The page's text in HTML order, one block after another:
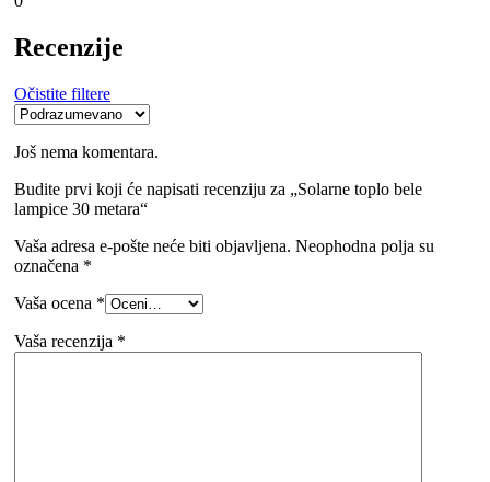
Recenzije
Očistite filtere
Još nema komentara.
Budite prvi koji će napisati recenziju za „Solarne toplo bele
lampice 30 metara“
Vaša adresa e-pošte neće biti objavljena. Neophodna polja su
označena *
Vaša ocena *
Vaša recenzija *